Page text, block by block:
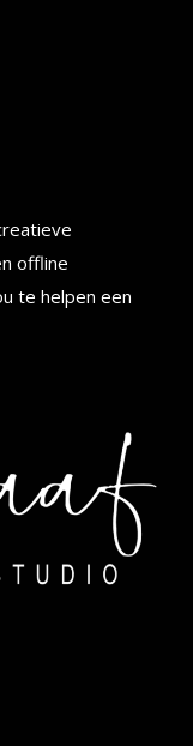
offline
te helpen een